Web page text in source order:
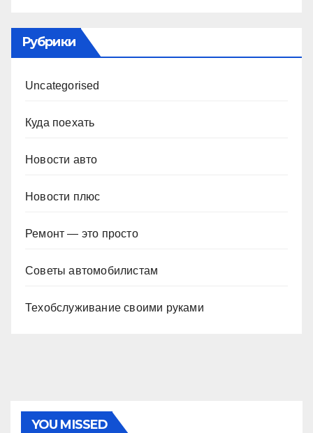
Рубрики
Uncategorised
Куда поехать
Новости авто
Новости плюс
Ремонт — это просто
Советы автомобилистам
Техобслуживание своими руками
YOU MISSED